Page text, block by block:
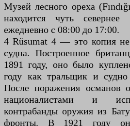
Музей лесного ореха
находится чуть
ежедневно с 08:00 до 17:00.
4 Rüsumat 4 — это копия
судна. Построенное
1891 году, оно было
году как тральщик и судно
После поражения османов
националистами и
контрабанды оружия из
фронты. В 1921 году